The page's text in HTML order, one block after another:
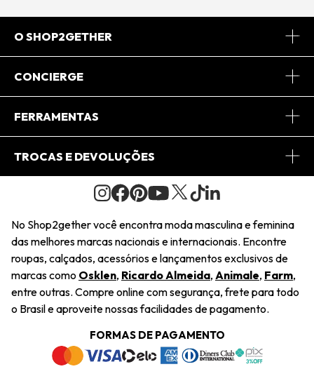
O SHOP2GETHER
Sobre Nós
Journal
Saiu na Mídia
Sustentabilidade
Navegando
Termos e Condições
CONCIERGE
Central de Relacionamento
Regulamento e Promoções
FERRAMENTAS
Minha Conta
Pedido de Presente
Wishlist
TROCAS E DEVOLUÇÕES
Condições Gerais
Troca Fácil
Restituição de Pagamento
Dúvidas Frequentes
Termos e Condições
Política de Privacidade
No Shop2gether você encontra moda masculina e feminina
das melhores marcas nacionais e internacionais. Encontre
roupas, calçados, acessórios e lançamentos exclusivos de
marcas como Osklen, Ricardo Almeida, Animale, Farm,
entre outras. Compre online com segurança, frete para todo
o Brasil e aproveite nossas facilidades de pagamento.
FORMAS DE PAGAMENTO